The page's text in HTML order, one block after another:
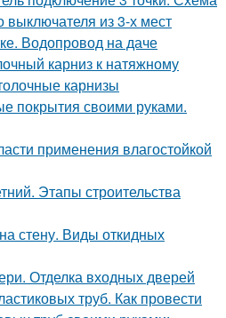
выключателя из 3-х мест
Водопровод на даче
карниз к натяжному
карнизы
покрытия своими руками.
применения влагостойкой
Этапы строительства
стену. Виды откидных
Отделка входных дверей
труб. Как провести